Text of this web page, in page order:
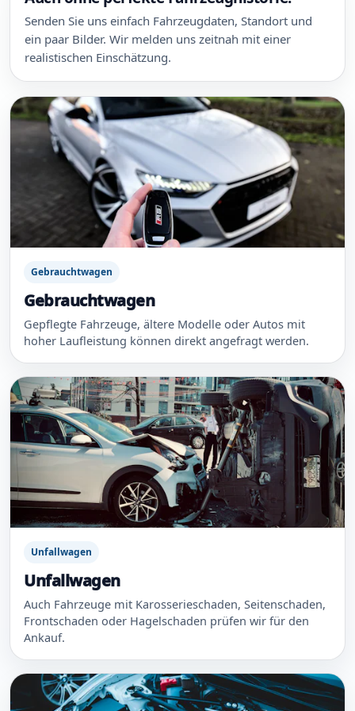
Senden Sie uns einfach Fahrzeugdaten, Standort und
ein paar Bilder. Wir melden uns zeitnah mit einer
realistischen Einschätzung.
Gebrauchtwagen
Gebrauchtwagen
Gepflegte Fahrzeuge, ältere Modelle oder Autos mit
hoher Laufleistung können direkt angefragt werden.
Unfallwagen
Unfallwagen
Auch Fahrzeuge mit Karosserieschaden, Seitenschaden,
Frontschaden oder Hagelschaden prüfen wir für den
Ankauf.